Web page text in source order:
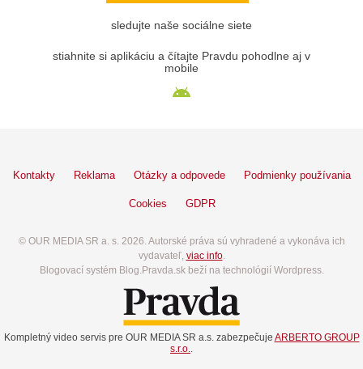
sledujte naše sociálne siete
stiahnite si aplikáciu a čítajte Pravdu pohodlne aj v
mobile
Kontakty Reklama Otázky a odpovede Podmienky používania
Cookies GDPR
© OUR MEDIA SR a. s. 2026. Autorské práva sú vyhradené a vykonáva ich
vydavateľ, viac info.
Blogovací systém Blog.Pravda.sk beží na technológií Wordpress.
Kompletný video servis pre OUR MEDIA SR a.s. zabezpečuje ARBERTO GROUP
s.r.o.